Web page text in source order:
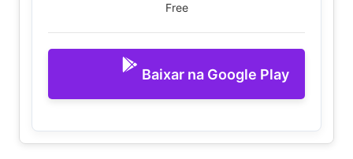
Free
Baixar na Google Play